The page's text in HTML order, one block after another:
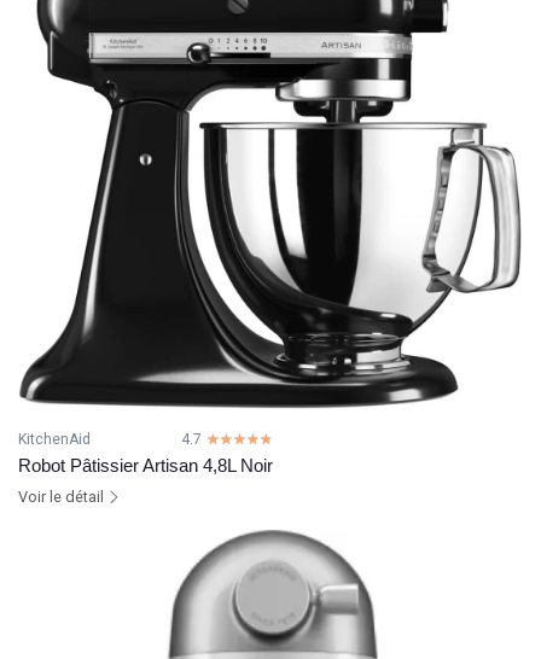
KitchenAid 4.7 ☆☆☆☆☆
★★★★★
Robot Pâtissier Artisan 4,8L Noir
Voir le détail